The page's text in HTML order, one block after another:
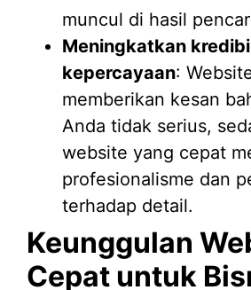
muncul di hasil
Meningkatkan
kepercayaan:
memberikan kesan
Anda tidak serius,
website yang cepat
profesionalisme dan
terhadap detail.
Keunggulan
Cepat untuk